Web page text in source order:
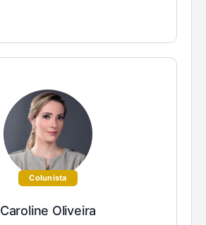
Colunista
Caroline Oliveira